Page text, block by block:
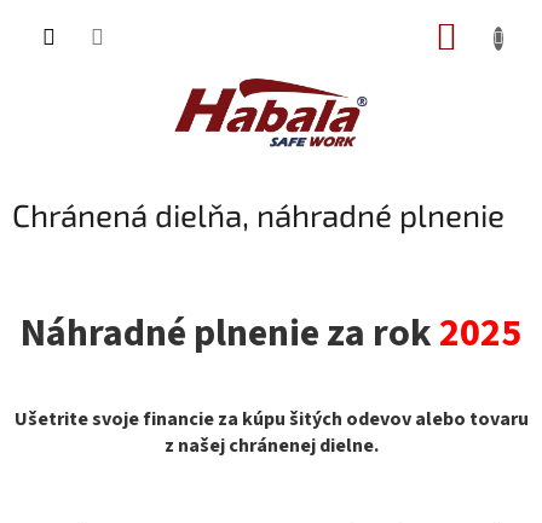
Chránená dielňa, náhradné plnenie
Náhradné plnenie za rok2025
Ušetrite svoje financie za kúpu šitých odevov alebo tovaru
z našej chránenej dielne.